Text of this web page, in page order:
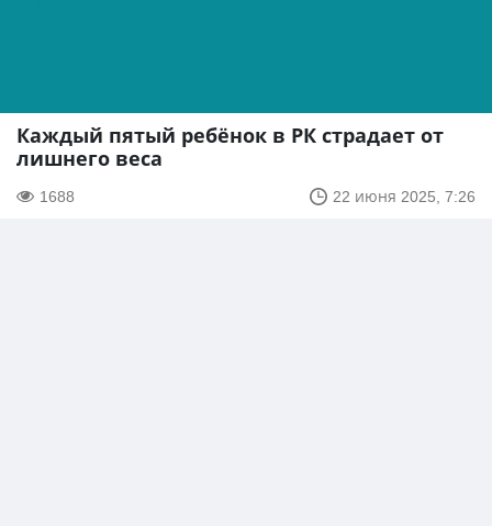
Каждый пятый ребёнок в РК страдает от
лишнего веса
1688 22 июня 2025, 7:26